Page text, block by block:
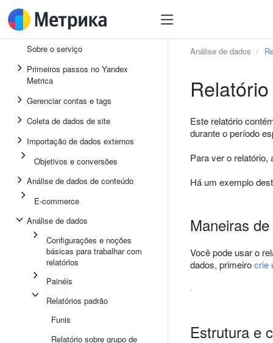
Sobre o serviço
Primeiros passos no Yandex
Metrica
Gerenciar contas e tags
Coleta de dados de site
Importação de dados externos
Objetivos e conversões
Análise de dados de conteúdo
E-commerce
Análise de dados
Configurações e noções
básicas para trabalhar com
relatórios
Painéis
Relatórios padrão
Funis
Relatório sobre grupo de
Análise de dados
Este relatório
durante o período
Para ver o
Há um exemplo
Maneiras
Você pode usar o
dados, primeirocrie
Estrutura e